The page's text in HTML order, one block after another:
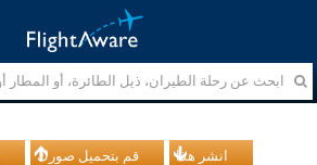
قم بتحميل صورك انشر هذا